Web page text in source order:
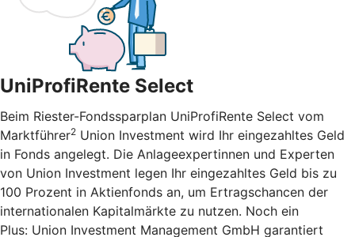
UniProfiRente Select
Beim Riester-Fondssparplan UniProfiRente Select vom
Marktführer2 Union Investment wird Ihr eingezahltes Geld
in Fonds angelegt. Die Anlageexpertinnen und Experten
von Union Investment legen Ihr eingezahltes Geld bis zu
100 Prozent in Aktienfonds an, um Ertragschancen der
internationalen Kapitalmärkte zu nutzen. Noch ein
Plus: Union Investment Management GmbH garantiert